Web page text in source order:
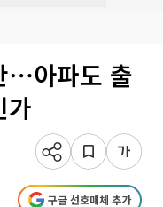
⋯아파도 출
가
구글 선호매체 추가